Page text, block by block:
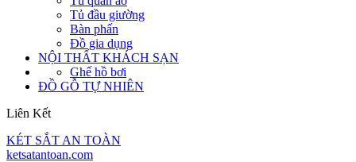
Tủ đầu giường
Bàn phấn
Đồ gia dụng
NỘI THẤT KHÁCH SẠN
Ghế hồ bơi
ĐỒ GỖ TỰ NHIÊN
Liên Kết
KÉT SẮT AN TOÀN
ketsatantoan.com